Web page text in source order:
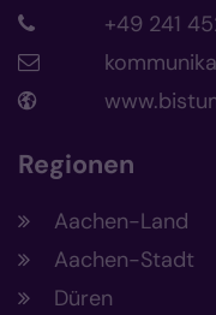
+49 241
Regionen
Aachen-Land
Aachen-Stadt
Düren